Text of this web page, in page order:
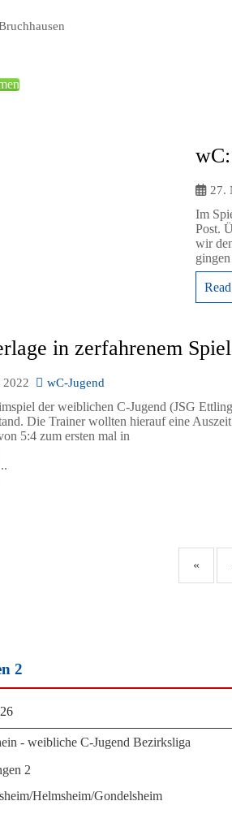
27.
Im
Post.
wir
in zerfahrenem Spiel
2022
wC-Jugend
der weiblichen C-Jugend (JSG
Die Trainer wollten hierauf eine
5:4 zum ersten mal in
«
2
- weibliche C-Jugend Bezirksliga
2
Helmsheim/Gondelsheim